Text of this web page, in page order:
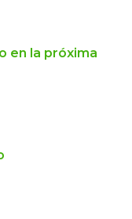
en la próxima